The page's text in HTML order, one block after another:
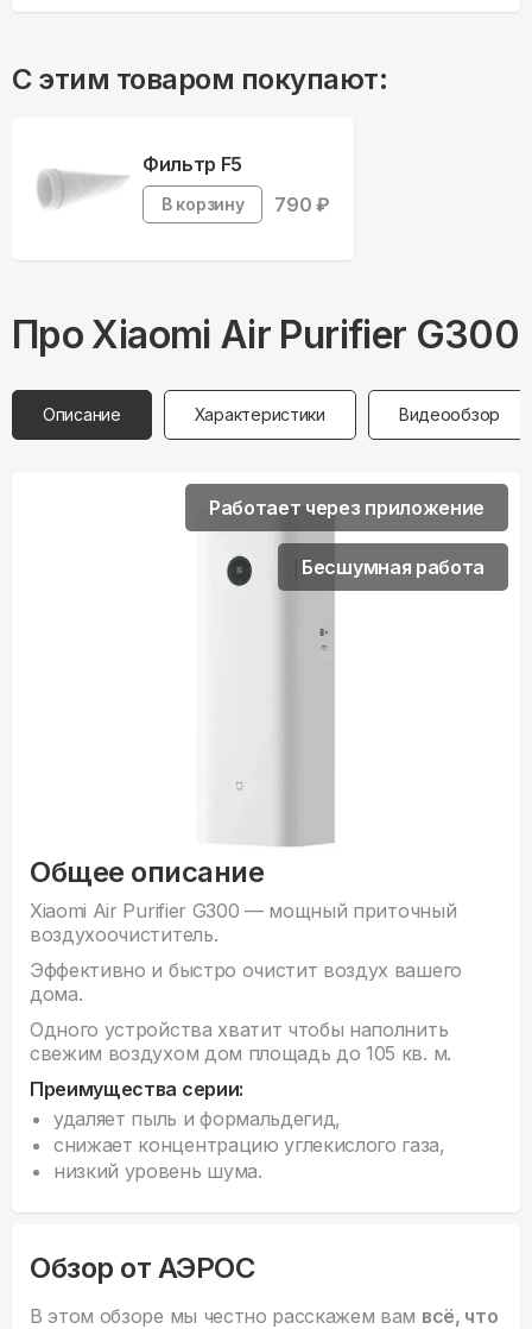
С этим товаром покупают:
Фильтр F5
В корзину 790 ₽
Про Xiaomi Air Purifier G300
Описание Характеристики Видеообзор
Общее описание
Xiaomi Air Purifier G300 — мощный приточный
воздухоочиститель.
Эффективно и быстро очистит воздух вашего
дома.
Одного устройства хватит чтобы наполнить
свежим воздухом дом площадь до 105 кв. м.
Преимущества серии:
удаляет пыль и формальдегид,
снижает концентрацию углекислого газа,
низкий уровень шума.
Работает через приложение
Бесшумная работа
Обзор от АЭРОС
В этом обзоре мы честно расскажем вам всё, что